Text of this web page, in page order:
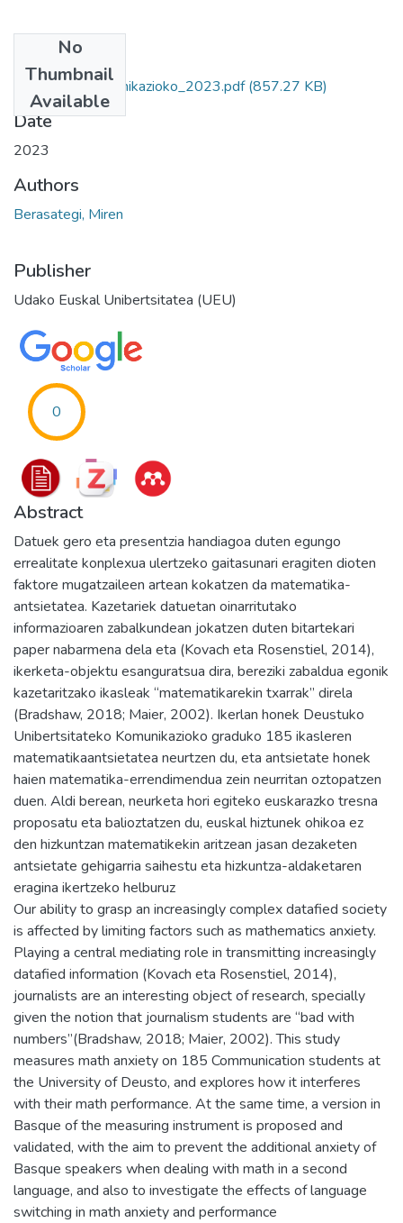
No
Thumbnail
Available
berasategi_komunikazioko_2023.pdf(857.27 KB)
Date
2023
Authors
Berasategi, Miren
Publisher
Udako Euskal Unibertsitatea (UEU)
0
Abstract
Datuek gero eta presentzia handiagoa duten egungo
errealitate konplexua ulertzeko gaitasunari eragiten dioten
faktore mugatzaileen artean kokatzen da matematika-
antsietatea. Kazetariek datuetan oinarritutako
informazioaren zabalkundean jokatzen duten bitartekari
paper nabarmena dela eta (Kovach eta Rosenstiel, 2014),
ikerketa-objektu esanguratsua dira, bereziki zabaldua egonik
kazetaritzako ikasleak “matematikarekin txarrak” direla
(Bradshaw, 2018; Maier, 2002). Ikerlan honek Deustuko
Unibertsitateko Komunikazioko graduko 185 ikasleren
matematikaantsietatea neurtzen du, eta antsietate honek
haien matematika-errendimendua zein neurritan oztopatzen
duen. Aldi berean, neurketa hori egiteko euskarazko tresna
proposatu eta balioztatzen du, euskal hiztunek ohikoa ez
den hizkuntzan matematikekin aritzean jasan dezaketen
antsietate gehigarria saihestu eta hizkuntza-aldaketaren
eragina ikertzeko helburuz
Our ability to grasp an increasingly complex datafied society
is affected by limiting factors such as mathematics anxiety.
Playing a central mediating role in transmitting increasingly
datafied information (Kovach eta Rosenstiel, 2014),
journalists are an interesting object of research, specially
given the notion that journalism students are “bad with
numbers”(Bradshaw, 2018; Maier, 2002). This study
measures math anxiety on 185 Communication students at
the University of Deusto, and explores how it interferes
with their math performance. At the same time, a version in
Basque of the measuring instrument is proposed and
validated, with the aim to prevent the additional anxiety of
Basque speakers when dealing with math in a second
language, and also to investigate the effects of language
switching in math anxiety and performance